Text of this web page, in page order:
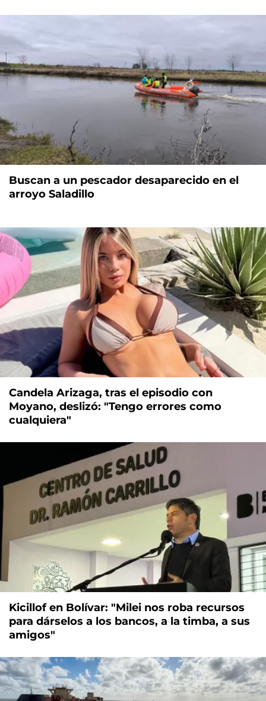
Buscan a un pescador desaparecido en el
arroyo Saladillo
Candela Arizaga, tras el episodio con
Moyano, deslizó: "Tengo errores como
cualquiera"
Kicillof en Bolívar: "Milei nos roba recursos
para dárselos a los bancos, a la timba, a sus
amigos"